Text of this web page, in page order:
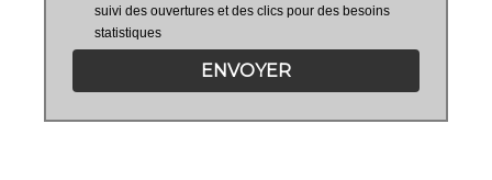
suivi des ouvertures et des clics pour des besoins
statistiques
ENVOYER